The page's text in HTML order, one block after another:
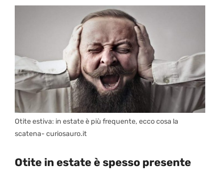
Otite estiva: in estate è più frequente, ecco cosa la
scatena- curiosauro.it
Otite in estate è spesso presente